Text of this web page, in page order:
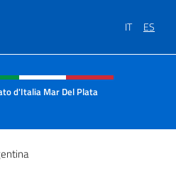
IT ES
sitio web,
d'Italia Mar Del Plata